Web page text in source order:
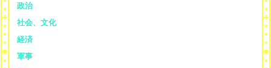
政治
社会、文化
経済
軍事